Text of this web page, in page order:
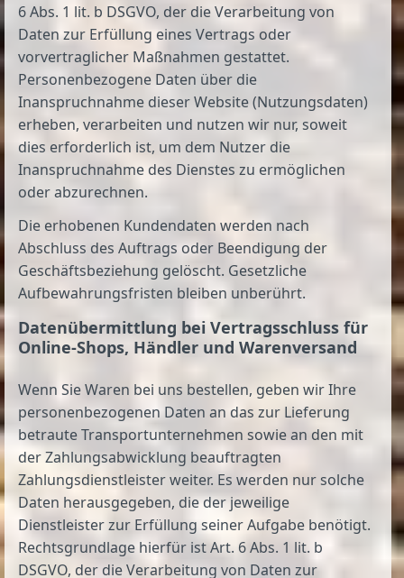
6 Abs. 1 lit. b DSGVO, der die Verarbeitung von
Daten zur Erfüllung eines Vertrags oder
vorvertraglicher Maßnahmen gestattet.
Personenbezogene Daten über die
Inanspruchnahme dieser Website (Nutzungsdaten)
erheben, verarbeiten und nutzen wir nur, soweit
dies erforderlich ist, um dem Nutzer die
Inanspruchnahme des Dienstes zu ermöglichen
oder abzurechnen.
Die erhobenen Kundendaten werden nach
Abschluss des Auftrags oder Beendigung der
Geschäftsbeziehung gelöscht. Gesetzliche
Aufbewahrungsfristen bleiben unberührt.
Daten­übermittlung bei Vertragsschluss für
Online-Shops, Händler und Warenversand
Wenn Sie Waren bei uns bestellen, geben wir Ihre
personenbezogenen Daten an das zur Lieferung
betraute Transportunternehmen sowie an den mit
der Zahlungsabwicklung beauftragten
Zahlungsdienstleister weiter. Es werden nur solche
Daten herausgegeben, die der jeweilige
Dienstleister zur Erfüllung seiner Aufgabe benötigt.
Rechtsgrundlage hierfür ist Art. 6 Abs. 1 lit. b
DSGVO, der die Verarbeitung von Daten zur